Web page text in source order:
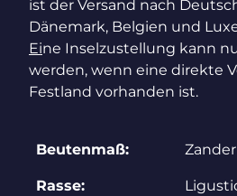
ist der Versand nach
Dänemark, Belgien und
Eine Inselzustellung kann
werden, wenn eine direkte
Festland vorhanden ist.
Beutenmaß: Zander
Rasse: